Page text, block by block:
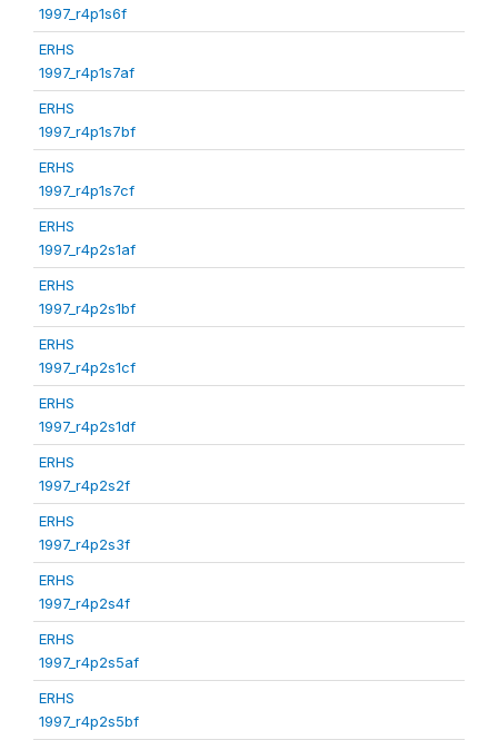
1997_r4p1s6f
ERHS
1997_r4p1s7af
ERHS
1997_r4p1s7bf
ERHS
1997_r4p1s7cf
ERHS
1997_r4p2s1af
ERHS
1997_r4p2s1bf
ERHS
1997_r4p2s1cf
ERHS
1997_r4p2s1df
ERHS
1997_r4p2s2f
ERHS
1997_r4p2s3f
ERHS
1997_r4p2s4f
ERHS
1997_r4p2s5af
ERHS
1997_r4p2s5bf